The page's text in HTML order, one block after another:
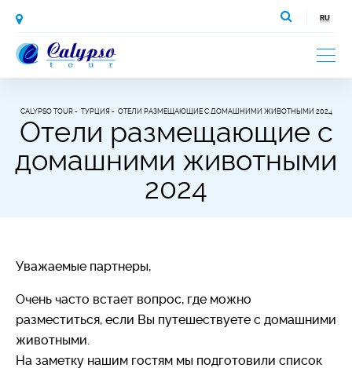
CALYPSO TOUR ТУРЦИЯ ОТЕЛИ РАЗМЕЩАЮЩИЕ С ДОМАШНИМИ ЖИВОТНЫМИ 2024
Отели размещающие с
домашними животными
2024
Уважаемые партнеры,
Очень часто встает вопрос, где можно
разместиться, если Вы путешествуете с домашними
животными.
На заметку нашим гостям мы подготовили список